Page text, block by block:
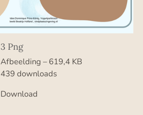
3 Png
Afbeelding – 619,4 KB
439 downloads
Download